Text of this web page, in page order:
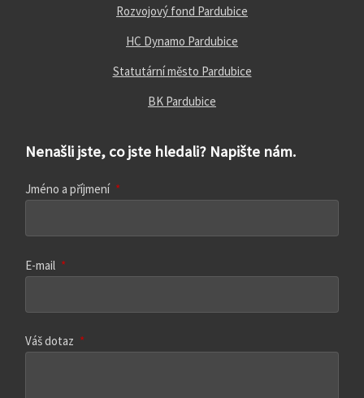
Rozvojový fond Pardubice
HC Dynamo Pardubice
Statutární město Pardubice
BK Pardubice
Nenašli jste, co jste hledali? Napište nám.
Jméno a příjmení *
E-mail *
Váš dotaz *